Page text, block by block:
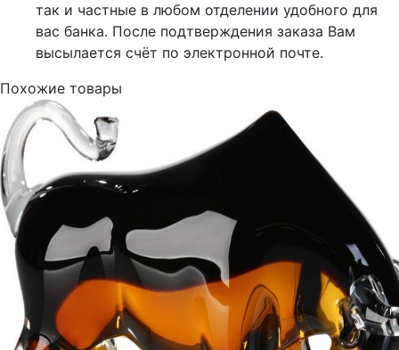
так и частные в любом отделении удобного для
вас банка. После подтверждения заказа Вам
высылается счёт по электронной почте.
Похожие товары